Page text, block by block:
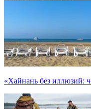
«Хайнань без иллюзий: